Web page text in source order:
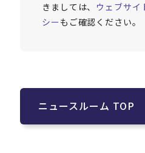
きましては、 ウェブサイ
シーもご確認ください。
ニュースルーム TOP